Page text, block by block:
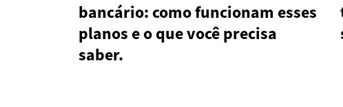
bancário: como funcionam esses
planos e o que você precisa
saber.